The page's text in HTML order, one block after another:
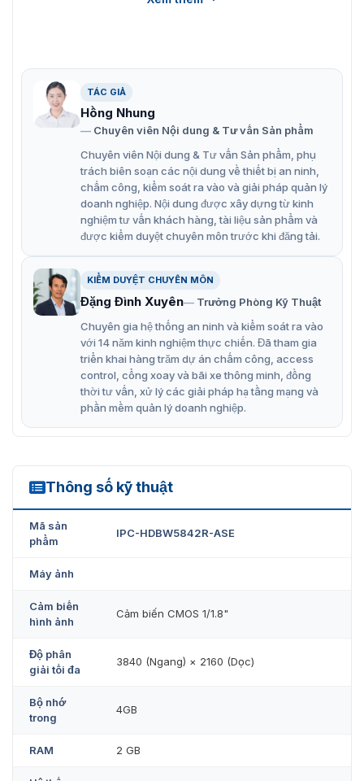
ROI, SVC, SMART H.264+/H.265+, AI H.264/H.265, mã
hóa sau bộ lọc, mã hóa linh hoạt, áp dụng cho nhiều
môi trường băng thông và lưu trữ khác nhau.
Chế độ xoay, WDR, 3D NR, HLC, BLC, hình mờ kỹ thuật
số, áp dụng cho nhiều cảnh giám sát khác nhau.
Với thuật toán học sâu, nó hỗ trợ: siêu dữ liệu video,
phát hiện âm thanh thông minh, IVS, phát hiện khuôn
mặt, phát hiện vật thể thông minh và đếm người, v.v.
Micro SD tối đa 512 GB, MIC tích hợp.
Nguồn điện 12 VDC/PoE; ePoE.
Tiêu chuẩn bảo vệ IP67 và IK10.
SMD 3.0.
TÁC GIẢ
Hồng Nhung
Chuyên viên Nội dung & Tư vấn Sản phẩm
Chuyên viên Nội dung & Tư vấn Sản phẩm, phụ
trách biên soạn các nội dung về thiết bị an ninh,
chấm công, kiểm soát ra vào và giải pháp quản lý
doanh nghiệp. Nội dung được xây dựng từ kinh
nghiệm tư vấn khách hàng, tài liệu sản phẩm và
được kiểm duyệt chuyên môn trước khi đăng tải.
KIỂM DUYỆT CHUYÊN MÔN
Đặng Đình Xuyên
Trưởng Phòng Kỹ Thuật
Chuyên gia hệ thống an ninh và kiểm soát ra vào
với 14 năm kinh nghiệm thực chiến. Đã tham gia
triển khai hàng trăm dự án chấm công, access
control, cổng xoay và bãi xe thông minh, đồng
thời tư vấn, xử lý các giải pháp hạ tầng mạng và
phần mềm quản lý doanh nghiệp.
Thông số kỹ thuật
IPC-HDBW5842R-ASE
Mã sản
phẩm
IPC-HDBW5842R-ASE
Máy ảnh
Cảm biến
hình ảnh
Cảm biến CMOS 1/1.8"
Độ phân
giải tối đa
3840 (Ngang) × 2160 (Dọc)
Bộ nhớ
trong
4GB
RAM 2 GB